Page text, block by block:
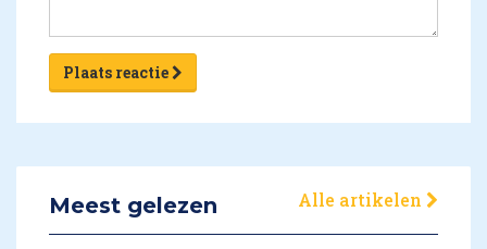
Plaats reactie
Meest gelezen Alle artikelen